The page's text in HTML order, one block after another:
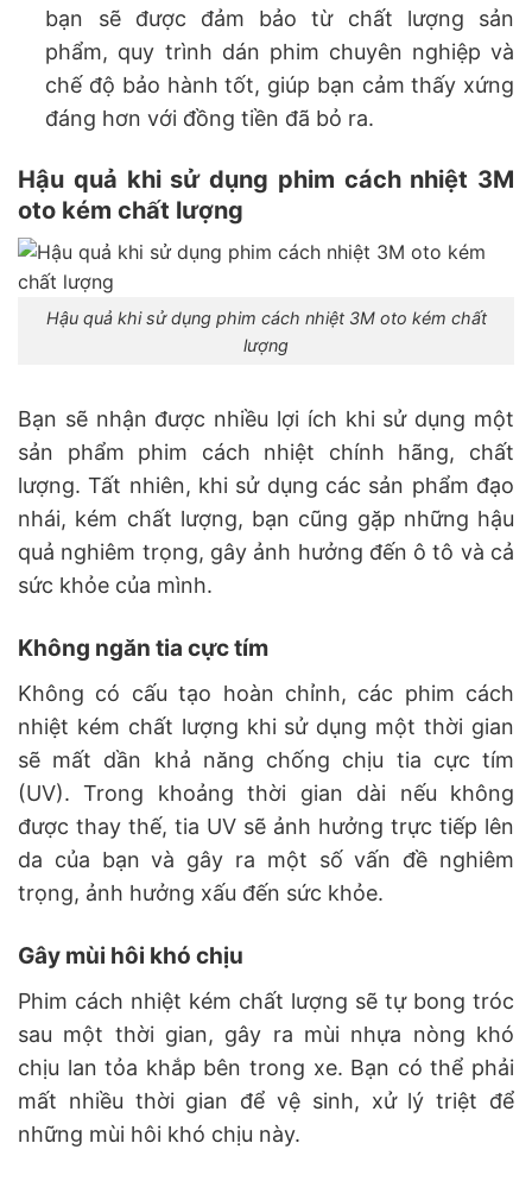
bạn sẽ được đảm bảo từ chất lượng sản
phẩm, quy trình dán phim chuyên nghiệp và
chế độ bảo hành tốt, giúp bạn cảm thấy xứng
đáng hơn với đồng tiền đã bỏ ra.
Hậu quả khi sử dụng phim cách nhiệt 3M
oto kém chất lượng
Hậu quả khi sử dụng phim cách nhiệt 3M oto kém chất
lượng
Bạn sẽ nhận được nhiều lợi ích khi sử dụng một
sản phẩm phim cách nhiệt chính hãng, chất
lượng. Tất nhiên, khi sử dụng các sản phẩm đạo
nhái, kém chất lượng, bạn cũng gặp những hậu
quả nghiêm trọng, gây ảnh hưởng đến ô tô và cả
sức khỏe của mình.
Không ngăn tia cực tím
Không có cấu tạo hoàn chỉnh, các phim cách
nhiệt kém chất lượng khi sử dụng một thời gian
sẽ mất dần khả năng chống chịu tia cực tím
(UV). Trong khoảng thời gian dài nếu không
được thay thế, tia UV sẽ ảnh hưởng trực tiếp lên
da của bạn và gây ra một số vấn đề nghiêm
trọng, ảnh hưởng xấu đến sức khỏe.
Gây mùi hôi khó chịu
Phim cách nhiệt kém chất lượng sẽ tự bong tróc
sau một thời gian, gây ra mùi nhựa nòng khó
chịu lan tỏa khắp bên trong xe. Bạn có thể phải
mất nhiều thời gian để vệ sinh, xử lý triệt để
những mùi hôi khó chịu này.